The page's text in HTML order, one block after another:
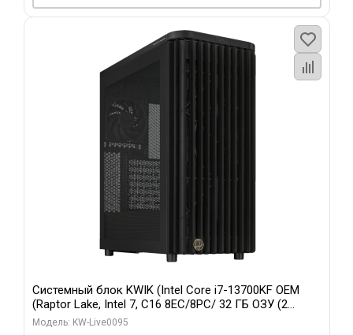
Системный блок KWIK (Intel Core i7-13700KF OEM
(Raptor Lake, Intel 7, C16 8EC/8PC/ 32 ГБ ОЗУ (2
модуля)/ Afox RTX4090 24GB GDDR6X 384-Bit 3xDP
Модель: KW-Live0095